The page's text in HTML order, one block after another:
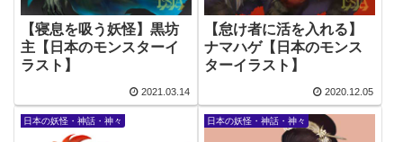
【寝息を吸う妖怪】黒坊
主【日本のモンスターイ
ラスト】
2021.03.14
【怠け者に活を入れる】
ナマハゲ【日本のモンス
ターイラスト】
2020.12.05
日本の妖怪・神話・神々 日本の妖怪・神話・神々